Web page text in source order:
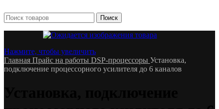
Поиск
Нажмите, чтобы увеличить
Главная Прайс на работы DSP-процессоры Установка,
подключение процессорного усилителя до 6 каналов